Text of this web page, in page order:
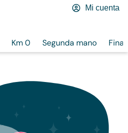
Km 0 Segunda mano
Mi cuenta